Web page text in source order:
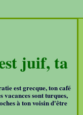
juif, ta
est grecque, ton café
vacances sont turques,
à ton voisin d'être